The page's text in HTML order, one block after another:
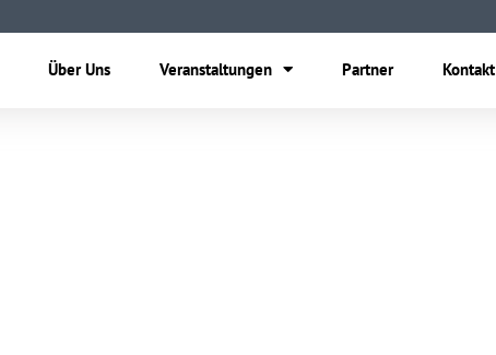
Über Uns Veranstaltungen Partner Kontakt